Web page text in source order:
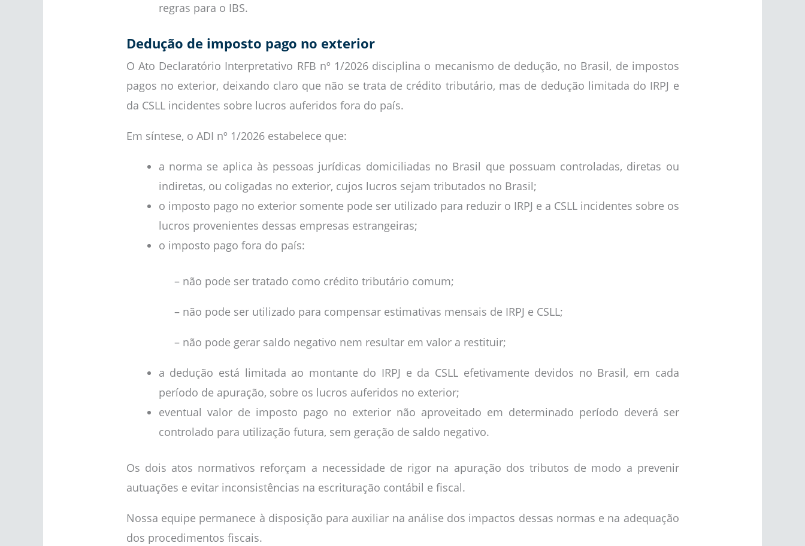
regras para o IBS.
Dedução de imposto pago no exterior
O Ato Declaratório Interpretativo RFB nº 1/2026 disciplina o mecanismo de dedução, no Brasil, de impostos
pagos no exterior, deixando claro que não se trata de crédito tributário, mas de dedução limitada do IRPJ e
da CSLL incidentes sobre lucros auferidos fora do país.
Em síntese, o ADI nº 1/2026 estabelece que:
a norma se aplica às pessoas jurídicas domiciliadas no Brasil que possuam controladas, diretas ou
indiretas, ou coligadas no exterior, cujos lucros sejam tributados no Brasil;
o imposto pago no exterior somente pode ser utilizado para reduzir o IRPJ e a CSLL incidentes sobre os
lucros provenientes dessas empresas estrangeiras;
o imposto pago fora do país:
– não pode ser tratado como crédito tributário comum;
– não pode ser utilizado para compensar estimativas mensais de IRPJ e CSLL;
– não pode gerar saldo negativo nem resultar em valor a restituir;
a dedução está limitada ao montante do IRPJ e da CSLL efetivamente devidos no Brasil, em cada
período de apuração, sobre os lucros auferidos no exterior;
eventual valor de imposto pago no exterior não aproveitado em determinado período deverá ser
controlado para utilização futura, sem geração de saldo negativo.
Os dois atos normativos reforçam a necessidade de rigor na apuração dos tributos de modo a prevenir
autuações e evitar inconsistências na escrituração contábil e fiscal.
Nossa equipe permanece à disposição para auxiliar na análise dos impactos dessas normas e na adequação
dos procedimentos fiscais.